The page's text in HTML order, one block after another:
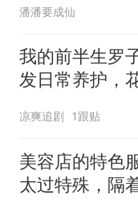
潘潘要成仙
我的前半生罗
发日常养护，
凉爽追剧 1跟贴
美容店的特色
太过特殊，隔